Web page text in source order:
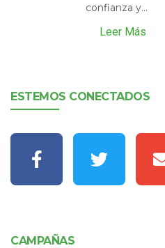
confianza y...
Leer Más
ESTEMOS CONECTADOS
CAMPAÑAS